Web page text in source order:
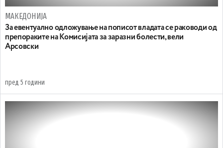
МАКЕДОНИЈА
За евентуално одложување на пописот владата се раководи од
препораките на Комисијата за заразни болести, вели
Арсовски
пред 5 години